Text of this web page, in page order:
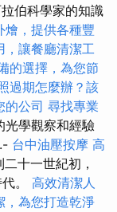
伯科學家的知識
燴，提供各種豐
，讓餐廳清潔工
的選擇，為您節
過期怎麼辦？該
的公司 尋找專業
光學觀察和經驗
台中油壓按摩 高
十一世紀初，
。 高效清潔人
，為您打造乾淨